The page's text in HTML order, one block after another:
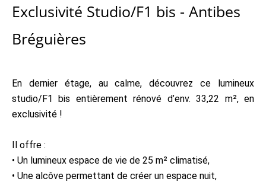
Exclusivité Studio/F1 bis - Antibes
Bréguières
En dernier étage, au calme, découvrez ce lumineux
studio/F1 bis entièrement rénové d’env. 33,22 m², en
exclusivité !
Il offre :
• Un lumineux espace de vie de 25 m² climatisé,
• Une alcôve permettant de créer un espace nuit,